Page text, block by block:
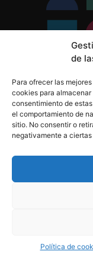
de
Para ofrecer las
cookies para
consentimiento de
el comportamiento de
sitio. No consentir o
negativamente a
Política de